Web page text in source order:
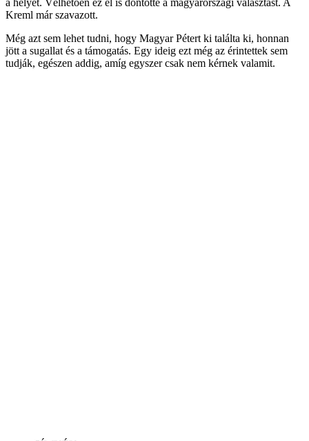
Kreml már szavazott.
Még azt sem lehet tudni, hogy Magyar Pétert ki találta ki, honnan
jött a sugallat és a támogatás. Egy ideig ezt még az érintettek sem
tudják, egészen addig, amíg egyszer csak nem kérnek valamit.